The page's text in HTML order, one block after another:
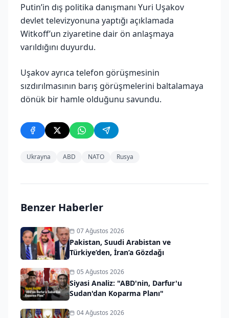
Putin’in dış politika danışmanı Yuri Uşakov
devlet televizyonuna yaptığı açıklamada
Witkoff’un ziyaretine dair ön anlaşmaya
varıldığını duyurdu.
Uşakov ayrıca telefon görüşmesinin
sızdırılmasının barış görüşmelerini baltalamaya
dönük bir hamle olduğunu savundu.
Ukrayna ABD NATO Rusya
Benzer Haberler
07 Ağustos 2026
Pakistan, Suudi Arabistan ve
Türkiye’den, İran’a Gözdağı
05 Ağustos 2026
Siyasi Analiz: "ABD'nin, Darfur'u
Sudan'dan Koparma Planı"
04 Ağustos 2026